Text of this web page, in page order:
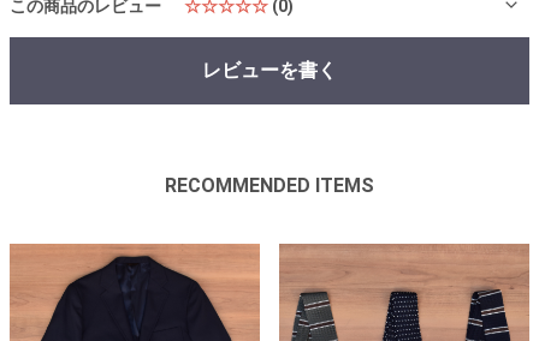
この商品のレビュー ☆☆☆☆☆ (0)
レビューを書く
RECOMMENDED ITEMS